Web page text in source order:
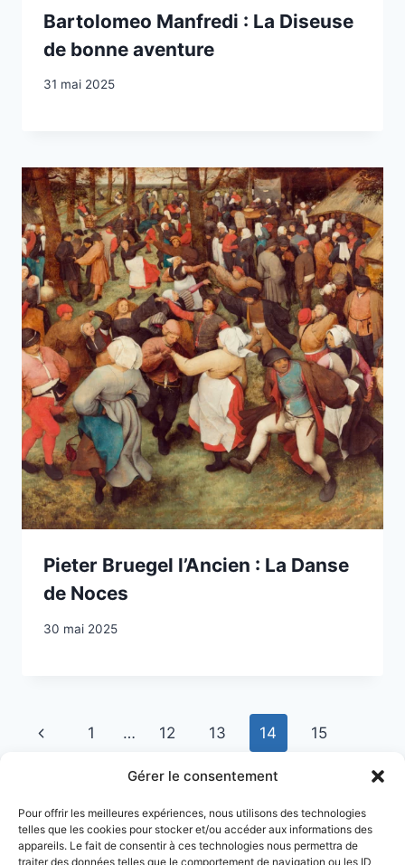
Gérer le consentement
Pour offrir les meilleures expériences, nous utilisons des technologies
telles que les cookies pour stocker et/ou accéder aux informations des
appareils. Le fait de consentir à ces technologies nous permettra de
traiter des données telles que le comportement de navigation ou les ID
Bartolomeo Manfredi : La Diseuse
de bonne aventure
31 mai 2025
Pieter Bruegel l’Ancien : La Danse
de Noces
30 mai 2025
Navigation
page
Page
1 … 12 13 14 15
Page
suivante